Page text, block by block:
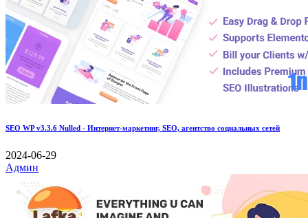
SEO WP v3.3.6 Nulled - Интернет-маркетинг, SEO, агентство социальных сетей
2024-06-29
Админ